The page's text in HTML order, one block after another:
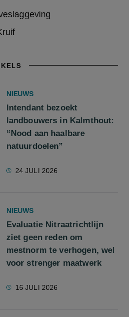
NIEUWS
Intendant bezoekt
landbouwers in Kalmthout:
“Nood aan haalbare
natuurdoelen”
24 JULI 2026
NIEUWS
Evaluatie Nitraatrichtlijn
ziet geen reden om
mestnorm te verhogen, wel
voor strenger maatwerk
16 JULI 2026